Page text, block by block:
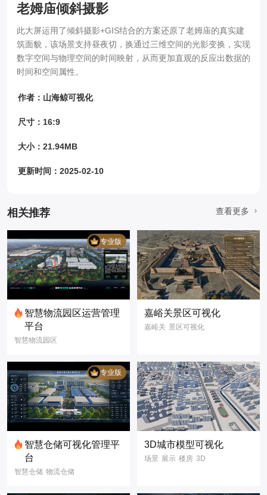
老姆庙倾斜摄影
此大屏运用了倾斜摄影+GIS结合的方案还原了老姆庙的真实建
筑面貌，该场景支持昼夜切，换通过三维空间的光影变换，实现
数字空间与物理空间的时间映射，从而更加直观的反应出数据的
时间和空间属性。
作者：山海鲸可视化
尺寸：16:9
大小：21.94MB
更新时间：2025-02-10
相关推荐 查看更多
专业版
智慧物流园区运营管理
平台
智慧物流园区
园区运营看板
仓储数据报表
库区监控管理
物流数字化
智慧园区 智慧仓储
3D模型
3D可视化
嘉峪关景区可视化
嘉峪关 景区可视化
数据可视化
专业版
智慧仓储可视化管理平
台
智慧仓储 物流仓储
3D城市模型可视化
场景 展示 楼房 3D